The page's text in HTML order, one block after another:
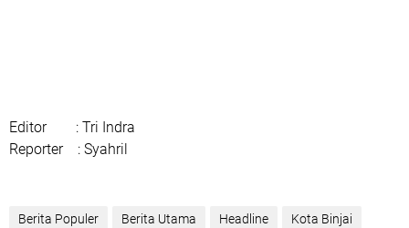
Editor
: Tri Indra
Reporter: Syahril
Berita Populer Berita Utama Headline Kota Binjai